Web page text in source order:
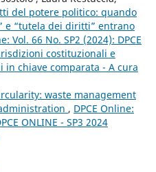
del potere politico: quando
e “tutela dei diritti” entrano
Vol. 66 No. SP2 (2024): DPCE
costituzionali e
chiave comparata - A cura
waste management
, DPCE Online:
ONLINE - SP3 2024